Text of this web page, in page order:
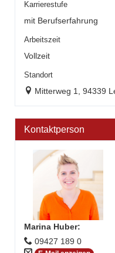
Karrierestufe
mit Berufserfahrung
Arbeitszeit
Vollzeit
Standort
Mitterweg 1, 94339
Kontaktperson
Marina Huber:
09427 189 0